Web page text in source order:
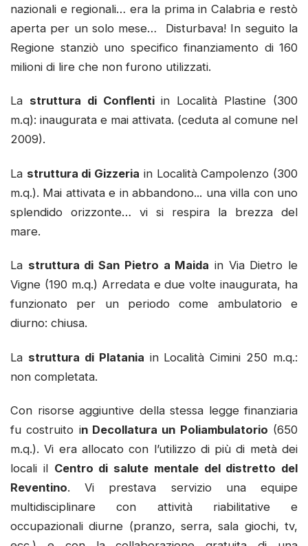
nazionali e regionali… era la prima in Calabria e restò
aperta per un solo mese… Disturbava! In seguito la
Regione stanziò uno specifico finanziamento di 160
milioni di lire che non furono utilizzati.
La struttura di Conflentiin Località Plastine (300
m.q): inaugurata e mai attivata. (ceduta al comune nel
2009).
La struttura di Gizzeria in Località Campolenzo (300
m.q.). Mai attivata e in abbandono... una villa con uno
splendido orizzonte… vi si respira la brezza del
mare.
La struttura di San Pietro a Maida in Via Dietro le
Vigne (190 m.q.) Arredata e due volte inaugurata, ha
funzionato per un periodo come ambulatorio e
diurno: chiusa.
La struttura di Platania in Località Cimini 250 m.q.:
non completata.
Con risorse aggiuntive della stessa legge finanziaria
fu costruito in Decollatura un Poliambulatorio (650
m.q.). Vi era allocato con l’utilizzo di più di metà dei
locali il Centro di salute mentale del distretto del
Reventino. Vi prestava servizio una equipe
multidisciplinare con attività riabilitative e
occupazionali diurne (pranzo, serra, sala giochi, tv,